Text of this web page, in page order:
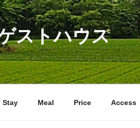
ストハウス
Stay Meal Price Access